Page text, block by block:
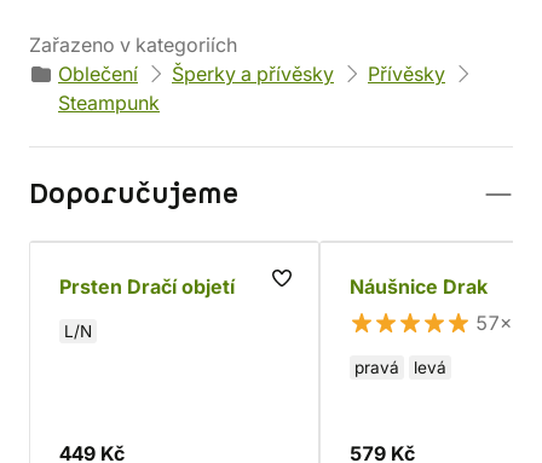
Zařazeno v kategoriích
Oblečení
Šperky a přívěsky
Přívěsky
Steampunk
Doporučujeme
Prsten Dračí objetí
L/N
449 Kč
Náušnice Drak
57×
pravá levá
579 Kč